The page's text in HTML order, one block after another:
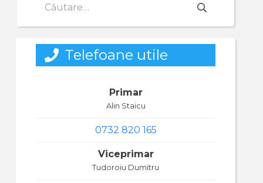
după:
Telefoane utile
Primar
Alin Staicu
0732 820 165
Viceprimar
Tudoroiu Dumitru